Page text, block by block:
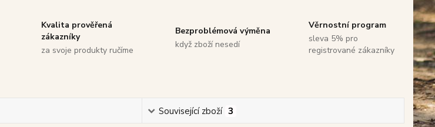
Kvalita prověřená
zákazníky
za svoje produkty ručíme
Bezproblémová výměna
když zboží nesedí
Věrnostní program
sleva 5% pro
registrované zákazníky
Související zboží 3